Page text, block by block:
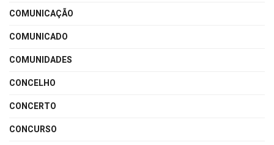
COMUNICAÇÃO
COMUNICADO
COMUNIDADES
CONCELHO
CONCERTO
CONCURSO